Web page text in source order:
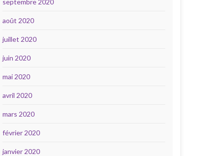
septembre 2020
août 2020
juillet 2020
juin 2020
mai 2020
avril 2020
mars 2020
février 2020
janvier 2020